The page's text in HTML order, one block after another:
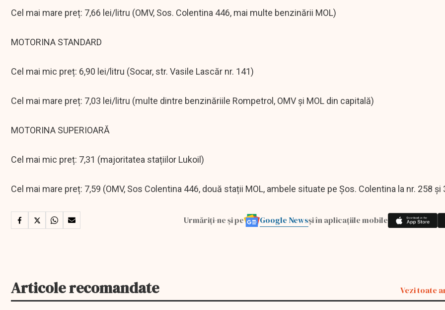
Cel mai mare preț: 7,66 lei/litru (OMV, Sos. Colentina 446, mai multe benzinării MOL)
MOTORINA STANDARD
Cel mai mic preț: 6,90 lei/litru (Socar, str. Vasile Lascăr nr. 141)
Cel mai mare preț: 7,03 lei/litru (multe dintre benzinăriile Rompetrol, OMV și MOL din capitală)
MOTORINA SUPERIOARĂ
Cel mai mic preț: 7,31 (majoritatea stațiilor Lukoil)
Cel mai mare preț: 7,59 (OMV, Sos Colentina 446, două stații MOL, ambele situate pe Șos. Colentina la nr. 258 și
Urmăriți-ne și pe Google Newsși în aplicațiile mobile
Articole recomandate Vezi toate